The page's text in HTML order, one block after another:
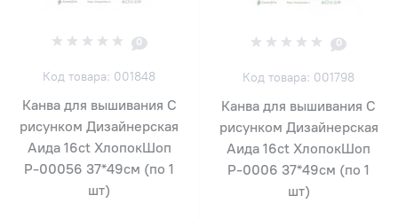
0
Код товара: 001848
Канва для вышивания С
рисунком Дизайнерская
Аида 16ct ХлопокШоп
Р-00056 37*49см (по 1
шт)
0
Код товара: 001798
Канва для вышивания С
рисунком Дизайнерская
Аида 16ct ХлопокШоп
Р-0006 37*49см (по 1
шт)